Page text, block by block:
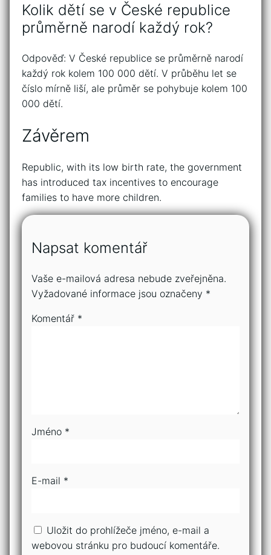
Kolik dětí se v České republice
průměrně narodí každý rok?
Odpověď: V České republice se průměrně narodí
každý rok kolem 100 000 dětí. V průběhu let se
číslo mírně liší, ale průměr se pohybuje kolem 100
000 dětí.
Závěrem
Republic, with its low birth rate, the government
has introduced tax incentives to encourage
families to have more children.
Napsat komentář
Vaše e-mailová adresa nebude zveřejněna.
Vyžadované informace jsou označeny *
Komentář *
Jméno *
E-mail *
Uložit do prohlížeče jméno, e-mail a
webovou stránku pro budoucí komentáře.